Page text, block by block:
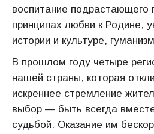
воспитание подрастающего
принципах любви к Родине,
истории и культуре,
В прошлом году четыре
нашей страны, которая
искреннее стремление
выбор — быть всегда
судьбой. Оказание им